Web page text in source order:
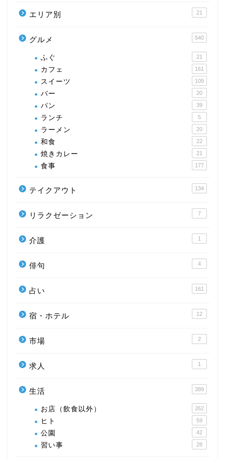
エリア別 21
グルメ 540
ふぐ 21
カフェ 161
スイーツ 109
バー 20
パン 39
ランチ 5
ラーメン 20
和食 22
焼きカレー 21
食事 177
テイクアウト 134
リラクゼーション 7
介護 1
俳句 4
占い 161
宿・ホテル 12
市場 2
求人 1
生活 389
お店（飲食以外） 262
ヒト 59
公園 42
習い事 28